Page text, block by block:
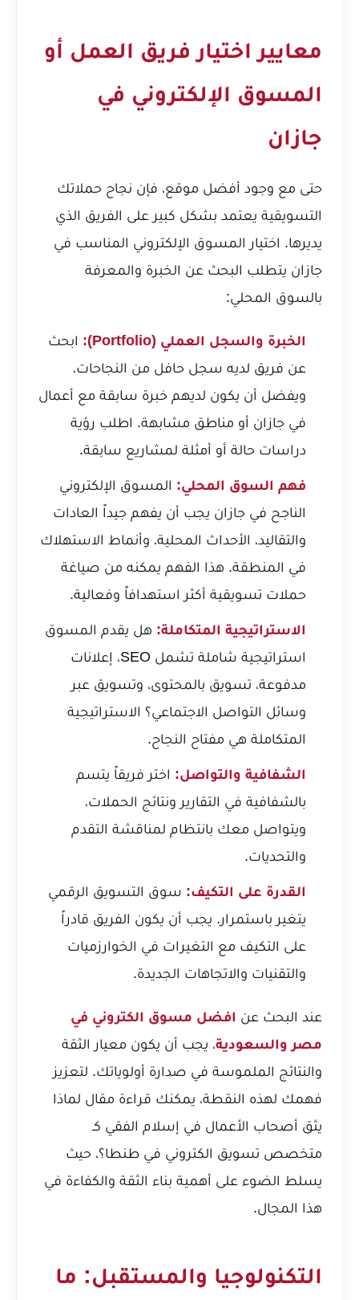
معايير اختيار فريق العمل أو
المسوق الإلكتروني في
جازان
حتى مع وجود أفضل موقع، فإن نجاح حملاتك
التسويقية يعتمد بشكل كبير على الفريق الذي
يديرها. اختيار المسوق الإلكتروني المناسب في
جازان يتطلب البحث عن الخبرة والمعرفة
بالسوق المحلي:
الخبرة والسجل العملي (Portfolio):
ابحث
عن فريق لديه سجل حافل من النجاحات،
ويفضل أن يكون لديهم خبرة سابقة مع أعمال
في جازان أو مناطق مشابهة. اطلب رؤية
دراسات حالة أو أمثلة لمشاريع سابقة.
فهم السوق المحلي: المسوق الإلكتروني
الناجح في جازان يجب أن يفهم جيداً العادات
والتقاليد، الأحداث المحلية، وأنماط الاستهلاك
في المنطقة. هذا الفهم يمكنه من صياغة
حملات تسويقية أكثر استهدافاً وفعالية.
الاستراتيجية المتكاملة: هل يقدم المسوق
استراتيجية شاملة تشمل SEO، إعلانات
مدفوعة، تسويق بالمحتوى، وتسويق عبر
وسائل التواصل الاجتماعي؟ الاستراتيجية
المتكاملة هي مفتاح النجاح.
الشفافية والتواصل: اختر فريقاً يتسم
بالشفافية في التقارير ونتائج الحملات،
ويتواصل معك بانتظام لمناقشة التقدم
والتحديات.
القدرة على التكيف: سوق التسويق الرقمي
يتغير باستمرار. يجب أن يكون الفريق قادراً
على التكيف مع التغيرات في الخوارزميات
والتقنيات والاتجاهات الجديدة.
عند البحث عن افضل مسوق الكتروني في
مصر والسعودية، يجب أن يكون معيار الثقة
والنتائج الملموسة في صدارة أولوياتك. لتعزيز
فهمك لهذه النقطة، يمكنك قراءة مقال لماذا
يثق أصحاب الأعمال في إسلام الفقي كـ
متخصص تسويق الكتروني في طنطا؟، حيث
يسلط الضوء على أهمية بناء الثقة والكفاءة في
هذا المجال.
التكنولوجيا والمستقبل: ما